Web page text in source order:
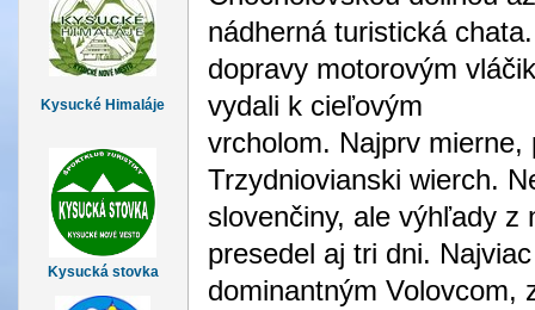
Kysucké Himaláje
Kysucká stovka
nádherná turistická
dopravy motorovým
vydali k cieľovým
vrcholom. Najprv
Trzydniovianski wierch.
slovenčiny, ale výhľady z
presedel aj tri dni.
dominantným Volovcom,